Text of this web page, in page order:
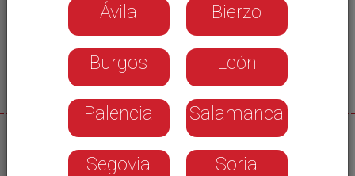
28/05/2026
Ávila Bierzo
Burgos León
Palencia Salamanca
Segovia Soria